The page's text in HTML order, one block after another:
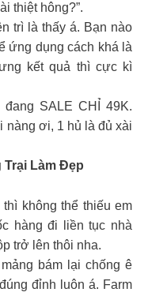
thiệt hông?”.
trì là thấy á. Bạn nào
ứng dụng cách khá là
kết quả thì cực kì
SALE CHỈ 49K.
nàng ơi, 1 hủ là đủ xài
Trại Làm Đẹp
không thể thiếu em
hàng đi liền tục nhà
trở lên thôi nha.
bám lại chống ê
đỉnh luôn á. Farm